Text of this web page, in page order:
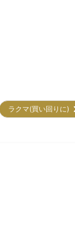
ラクマ(買い回りに)